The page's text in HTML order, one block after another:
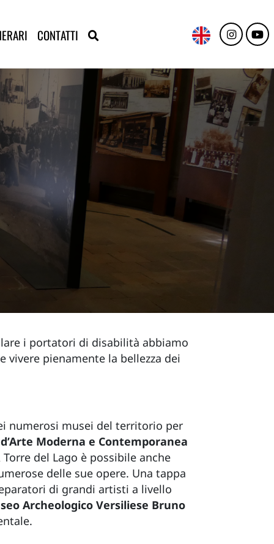
CONTATTI
i portatori di disabilità abbiamo
pienamente la bellezza dei
numerosi musei del territorio per
Moderna e Contemporanea
del Lago è possibile anche
delle sue opere. Una tappa
di grandi artisti a livello
Archeologico Versiliese Bruno